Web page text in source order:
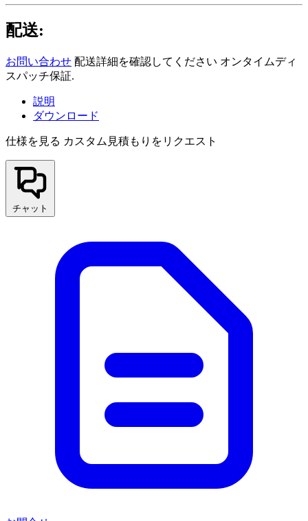
配送:
お問い合わせ 配送詳細を確認してください オンタイムディ
スパッチ保証.
説明
ダウンロード
仕様を見る カスタム見積もりをリクエスト
チャット